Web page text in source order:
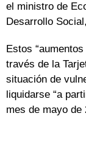
el ministro de
Desarrollo
Estos
través de la
situación de
liquidarse “a
mes de mayo de